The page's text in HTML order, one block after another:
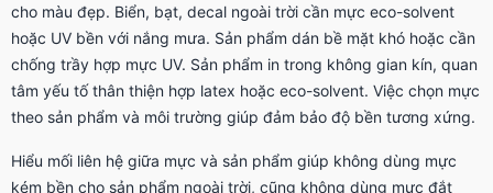
cho màu đẹp. Biển, bạt, decal ngoài trời cần mực eco-solvent
hoặc UV bền với nắng mưa. Sản phẩm dán bề mặt khó hoặc cần
chống trầy hợp mực UV. Sản phẩm in trong không gian kín, quan
tâm yếu tố thân thiện hợp latex hoặc eco-solvent. Việc chọn mực
theo sản phẩm và môi trường giúp đảm bảo độ bền tương xứng.
Hiểu mối liên hệ giữa mực và sản phẩm giúp không dùng mực
kém bền cho sản phẩm ngoài trời, cũng không dùng mực đắt